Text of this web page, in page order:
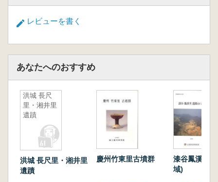
レビューを書く
あなたへのおすすめ
洪城 長尺
里・湘井里
遺蹟
洪城 長尺里・湘井里
遺蹟
慶州竹東里古墳群
漆谷鳳溪里
域)